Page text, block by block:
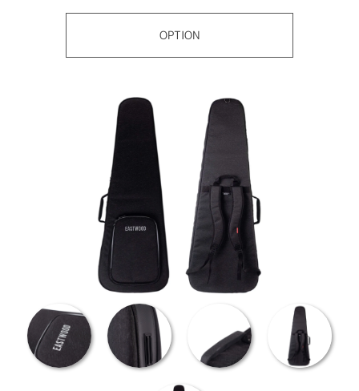
OPTION